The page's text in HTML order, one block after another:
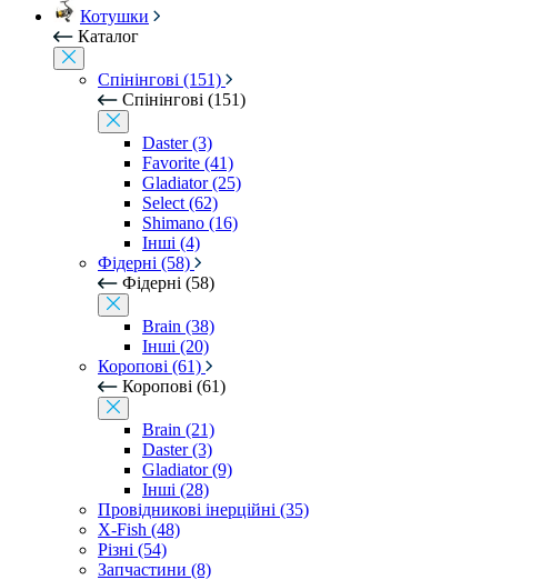
Котушки
Каталог
Спінінгові (151)
Спінінгові (151)
Daster (3)
Favorite (41)
Gladiator (25)
Select (62)
Shimano (16)
Інші (4)
Фідерні (58)
Фідерні (58)
Brain (38)
Інші (20)
Коропові (61)
Коропові (61)
Brain (21)
Daster (3)
Gladiator (9)
Інші (28)
Провідникові інерційні (35)
X-Fish (48)
Різні (54)
Запчастини (8)